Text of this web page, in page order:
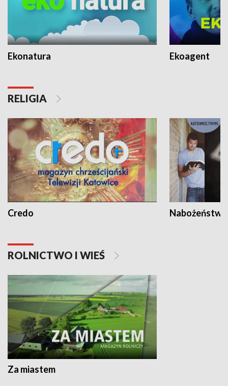
Ekonatura Ekoagent
RELIGIA
Credo
ROLNICTWO I WIEŚ
Za miastem